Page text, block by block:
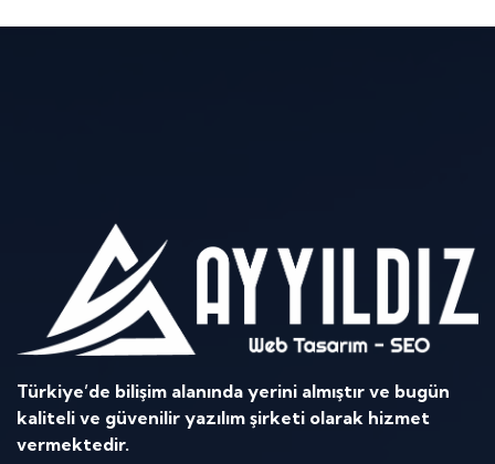
Türkiye’de bilişim alanında yerini almıştır ve bugün
kaliteli ve güvenilir yazılım şirketi olarak hizmet
vermektedir.